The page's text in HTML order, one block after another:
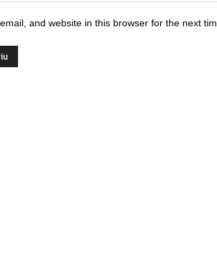
and website in this browser for the next